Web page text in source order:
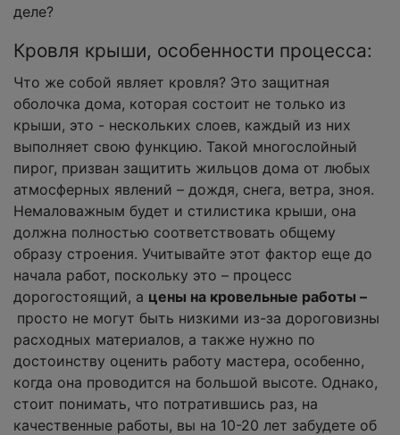
деле?
Кровля крыши, особенности процесса:
Что же собой являет кровля? Это защитная
оболочка дома, которая состоит не только из
крыши, это - нескольких слоев, каждый из них
выполняет свою функцию. Такой многослойный
пирог, призван защитить жильцов дома от любых
атмосферных явлений – дождя, снега, ветра, зноя.
Немаловажным будет и стилистика крыши, она
должна полностью соответствовать общему
образу строения. Учитывайте этот фактор еще до
начала работ, поскольку это – процесс
дорогостоящий, а цены на кровельные работы –
просто не могут быть низкими из-за дороговизны
расходных материалов, а также нужно по
достоинству оценить работу мастера, особенно,
когда она проводится на большой высоте. Однако,
стоит понимать, что потратившись раз, на
качественные работы, вы на 10-20 лет забудете об